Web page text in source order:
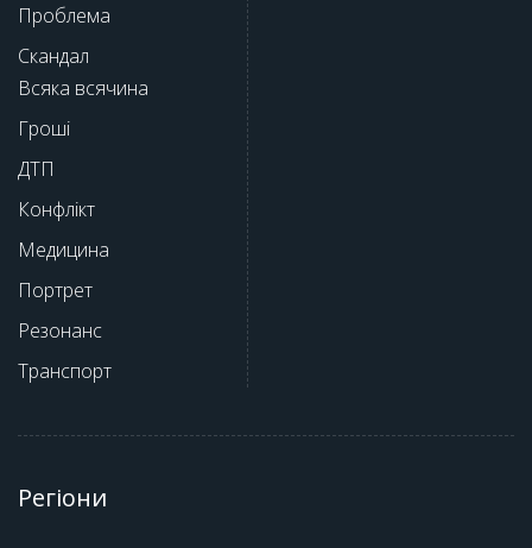
Проблема
Скандал
Всяка всячина
Гроші
ДТП
Конфлікт
Медицина
Портрет
Резонанс
Транспорт
Регіони